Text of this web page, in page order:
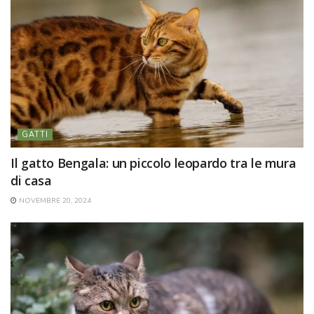
GATTI
Il gatto Bengala: un piccolo leopardo tra le mura
di casa
NOVEMBRE 20, 2024